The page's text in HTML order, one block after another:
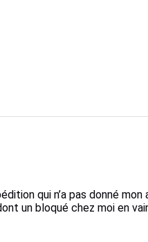
qui n’a pas donné
un bloqué chez moi en